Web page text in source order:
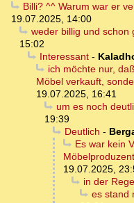
Billi? ^^ Warum war er
19.07.2025, 14:00
weder billig und schon
15:02
Interessant-
ich möchte nur,
Möbel verkauft,
19.07.2025, 16:41
um es noch
19:39
Deutlich -
Es war kein
19.07.2025,
in der
es stand